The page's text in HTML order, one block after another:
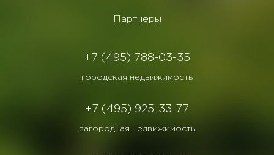
Партнеры
+7 (495) 788-03-35
городская недвижимость
+7 (495) 925-33-77
загородная недвижимость